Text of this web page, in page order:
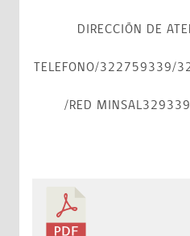
DIRECCIÓN DE
TELEFONO/
/RED